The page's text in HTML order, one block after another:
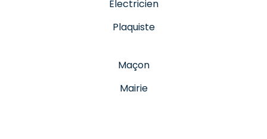
Électricien
Plaquiste
Maçon
Mairie